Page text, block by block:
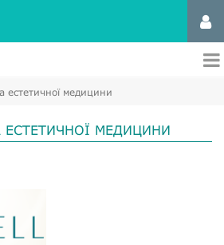
естетичної медицини
ЕСТЕТИЧНОЇ МЕДИЦИНИ